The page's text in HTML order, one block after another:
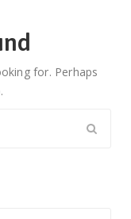
for. Perhaps